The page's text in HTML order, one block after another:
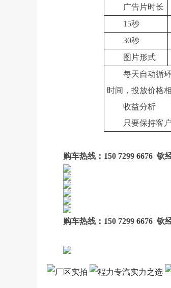
广告片时长
15秒
30秒
图片形式
每天自动循
时间，投放价格
收益分析
只要保持客
购车热线：150 7299 6676 钦
购车热线：150 7299 6676 钦